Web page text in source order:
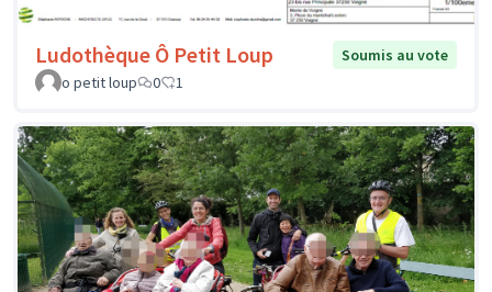
Ludothèque Ô Petit Loup
Soumis au vote
o petit loup
0 1